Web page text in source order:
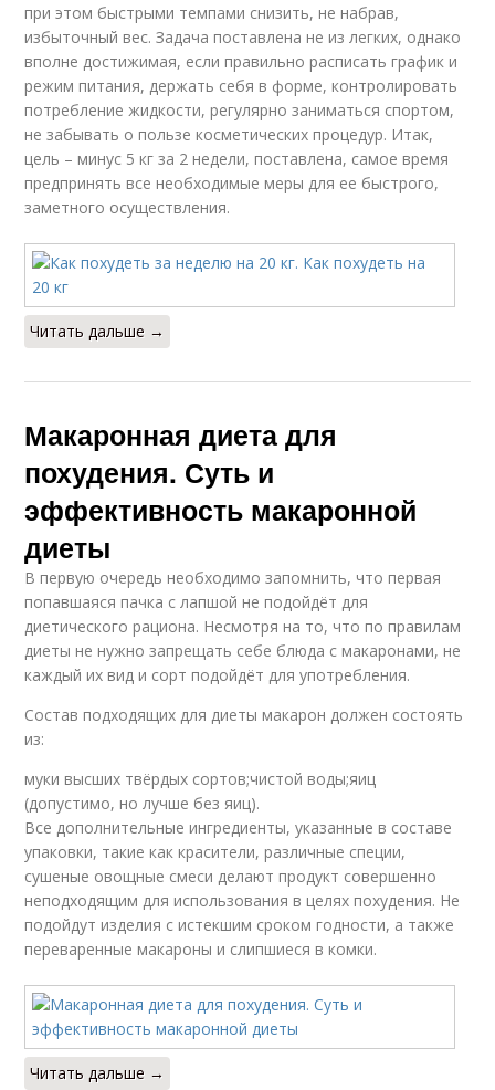
при этом быстрыми темпами снизить, не набрав,
избыточный вес. Задача поставлена не из легких, однако
вполне достижимая, если правильно расписать график и
режим питания, держать себя в форме, контролировать
потребление жидкости, регулярно заниматься спортом,
не забывать о пользе косметических процедур. Итак,
цель – минус 5 кг за 2 недели, поставлена, самое время
предпринять все необходимые меры для ее быстрого,
заметного осуществления.
Читать дальше →
Макаронная диета для
похудения. Суть и
эффективность макаронной
диеты
В первую очередь необходимо запомнить, что первая
попавшаяся пачка с лапшой не подойдёт для
диетического рациона. Несмотря на то, что по правилам
диеты не нужно запрещать себе блюда с макаронами, не
каждый их вид и сорт подойдёт для употребления.
Состав подходящих для диеты макарон должен состоять
из:
муки высших твёрдых сортов;чистой воды;яиц
(допустимо, но лучше без яиц).
Все дополнительные ингредиенты, указанные в составе
упаковки, такие как красители, различные специи,
сушеные овощные смеси делают продукт совершенно
неподходящим для использования в целях похудения. Не
подойдут изделия с истекшим сроком годности, а также
переваренные макароны и слипшиеся в комки.
Читать дальше →